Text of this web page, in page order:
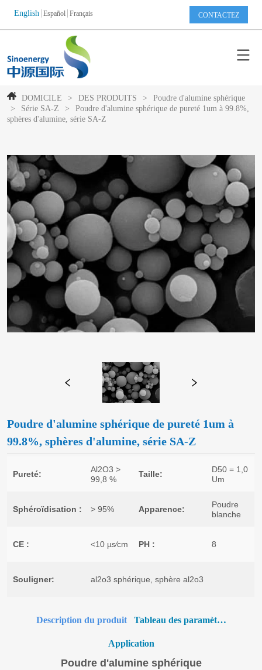
English Español Français CONTACTEZ
DOMICILE > DES PRODUITS >
Poudre d'alumine sphérique
>
Série SA-Z >
Poudre d'alumine sphérique de pureté 1um à 99.8%,
sphères d'alumine, série SA-Z
Poudre d'alumine sphérique de pureté 1um à
99.8%, sphères d'alumine, série SA-Z
Description du produit Tableau des paramètres
Application
Poudre d'alumine sphérique